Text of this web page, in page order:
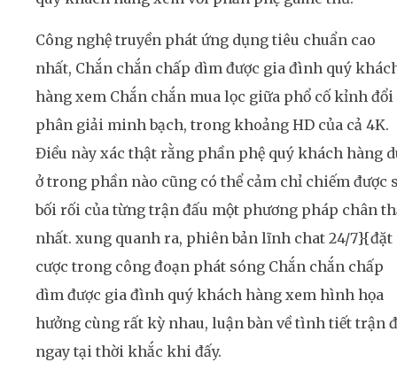
Công nghệ truyền phát ứng dụng tiêu chuẩn cao
nhất, Chắn chắn chấp dìm được gia đình quý
hàng xem Chắn chắn mua lọc giữa phổ cố kỉnh đổi
phân giải minh bạch, trong khoảng HD của cả 4K.
Điều này xác thật rằng phần phệ quý khách hàng
ở trong phần nào cũng có thể cảm chỉ chiếm được
bối rối của từng trận đấu một phương pháp chân
nhất. xung quanh ra, phiên bản lĩnh chat 24/7}{đặt
cược trong công đoạn phát sóng Chắn chắn chấp
dìm được gia đình quý khách hàng xem hình họa
hưởng cùng rất kỳ nhau, luận bàn về tình tiết trận
ngay tại thời khắc khi đấy.